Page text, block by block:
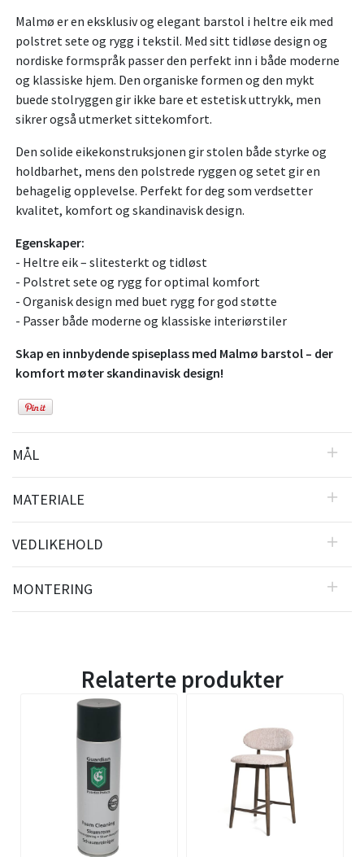
Malmø er en eksklusiv og elegant barstol i heltre eik med
polstret sete og rygg i tekstil. Med sitt tidløse design og
nordiske formspråk passer den perfekt inn i både moderne
og klassiske hjem. Den organiske formen og den mykt
buede stolryggen gir ikke bare et estetisk uttrykk, men
sikrer også utmerket sittekomfort.
Den solide eikekonstruksjonen gir stolen både styrke og
holdbarhet, mens den polstrede ryggen og setet gir en
behagelig opplevelse. Perfekt for deg som verdsetter
kvalitet, komfort og skandinavisk design.
Egenskaper:
- Heltre eik – slitesterkt og tidløst
- Polstret sete og rygg for optimal komfort
- Organisk design med buet rygg for god støtte
- Passer både moderne og klassiske interiørstiler
Skap en innbydende spiseplass med Malmø barstol – der
komfort møter skandinavisk design!
MÅL
MATERIALE
VEDLIKEHOLD
MONTERING
Relaterte produkter